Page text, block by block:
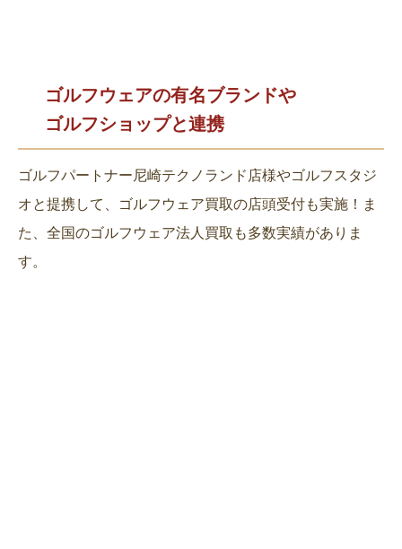
ゴルフウェアの有名ブランドや
ゴルフショップと連携
ゴルフパートナー尼崎テクノランド店様やゴルフスタジ
オと提携して、ゴルフウェア買取の店頭受付も実施！ま
た、全国のゴルフウェア法人買取も多数実績がありま
す。